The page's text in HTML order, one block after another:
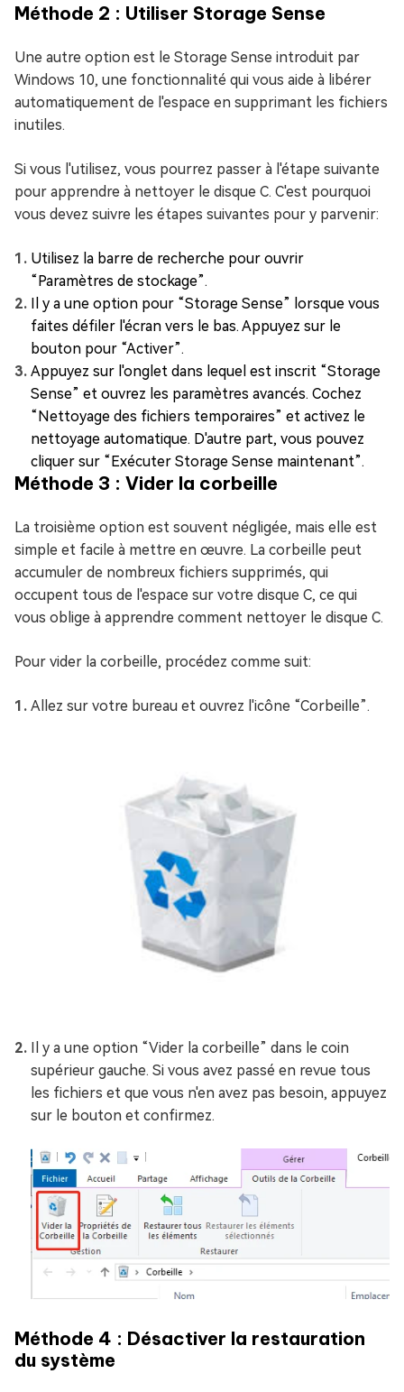
Méthode 2 : Utiliser Storage Sense
Une autre option est le Storage Sense introduit par
Windows 10, une fonctionnalité qui vous aide à libérer
automatiquement de l'espace en supprimant les fichiers
inutiles.
Si vous l'utilisez, vous pourrez passer à l'étape suivante
pour apprendre à nettoyer le disque C. C'est pourquoi
vous devez suivre les étapes suivantes pour y parvenir:
Utilisez la barre de recherche pour ouvrir
“Paramètres de stockage”.
Il y a une option pour “Storage Sense” lorsque vous
faites défiler l'écran vers le bas. Appuyez sur le
bouton pour “Activer”.
Appuyez sur l'onglet dans lequel est inscrit “Storage
Sense” et ouvrez les paramètres avancés. Cochez
“Nettoyage des fichiers temporaires” et activez le
nettoyage automatique. D'autre part, vous pouvez
cliquer sur “Exécuter Storage Sense maintenant”.
Méthode 3 : Vider la corbeille
La troisième option est souvent négligée, mais elle est
simple et facile à mettre en œuvre. La corbeille peut
accumuler de nombreux fichiers supprimés, qui
occupent tous de l'espace sur votre disque C, ce qui
vous oblige à apprendre comment nettoyer le disque C.
Pour vider la corbeille, procédez comme suit:
Allez sur votre bureau et ouvrez l'icône “Corbeille”.
Il y a une option “Vider la corbeille” dans le coin
supérieur gauche. Si vous avez passé en revue tous
les fichiers et que vous n'en avez pas besoin, appuyez
sur le bouton et confirmez.
Méthode 4 : Désactiver la restauration
du système